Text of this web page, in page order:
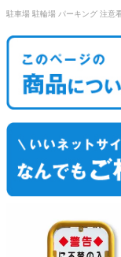
駐車場 駐輪場 パーキング 注意